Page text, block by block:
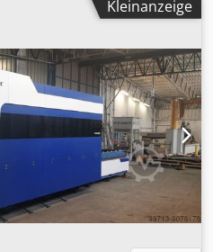
mm Bearbeitbare Glasdicke:
Max. Glaslänge: 3.100 /
integriert in die ISO Linie
und quasi Wartungsfrei
Kleinanzeige